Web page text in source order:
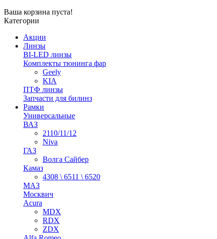
Ваша корзина пуста!
Категории
Акции
Линзы
BI-LED линзы
Комплекты тюнинга фар
Geely
KIA
ПТФ линзы
Запчасти для билинз
Рамки
Универсальные
ВАЗ
2110/11/12
Niva
ГАЗ
Волга Сайбер
Камаз
4308 \ 6511 \ 6520
МАЗ
Москвич
Acura
MDX
RDX
ZDX